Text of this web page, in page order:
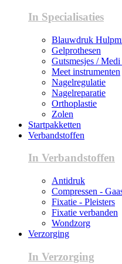
In Specialisaties
Blauwdruk
Gelprothesen
Gutsmesjes /
Meet instrumenten
Nagelregulatie
Nagelreparatie
Orthoplastie
Zolen
Startpakketten
Verbandstoffen
In Verbandstoffen
Antidruk
Compressen -
Fixatie - Pleisters
Fixatie verbanden
Wondzorg
Verzorging
In Verzorging